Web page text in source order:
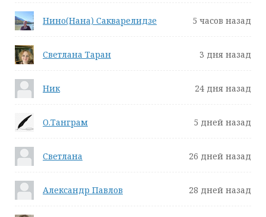
Нино(Нана) Сакварелидзе 5 часов назад
Светлана Таран 3 дня назад
Ник 24 дня назад
О.Танграм 5 дней назад
Светлана 26 дней назад
Александр Павлов 28 дней назад